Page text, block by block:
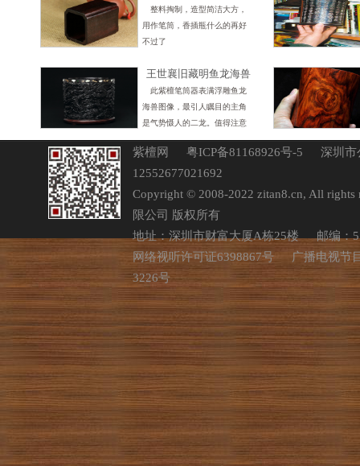
方形笔筒
整料掏制，造型简洁大方，
用作笔筒，香插瓶什么的再好
不过了
王世襄旧藏明鱼龙海兽
紫檀笔筒
此紫檀笔筒器表满浮雕鱼龙
海兽图像，最引人瞩目的主角
是气势慑人的二龙。值得注意
的是，它们的形态、风格与表
现方式与其他造型奇古的海兽
有异—二龙一为海水龙，一为
纹两种最常见的表现方式。
紫檀网 粤ICP备81168926号-5
深圳市
12552677021692
Copyright © 2008-2022 zitan8.cn, All rights
限公司 版权所有
地址：深圳市财富大厦A栋25楼
邮编：
网络视听许可证6398867号
广播电视节
3226号